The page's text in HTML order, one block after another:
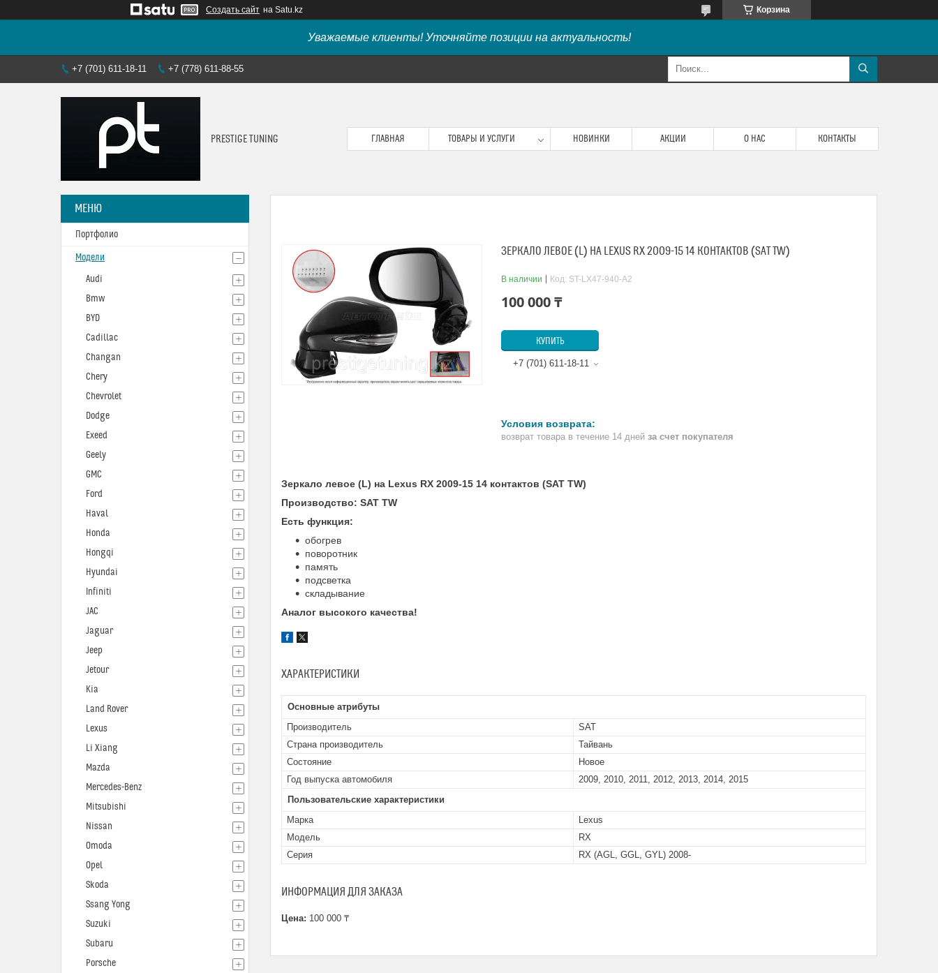
Создать сайт на Satu.kz Корзина
Уважаемые клиенты! Уточняйте позиции на актуальность!
+7 (701) 611-18-11 +7 (778) 611-88-55
PRESTIGE TUNING ГЛАВНАЯ ТОВАРЫ И УСЛУГИ НОВИНКИ АКЦИИ О НАС КОНТАКТЫ
ЗЕРКАЛО ЛЕВОЕ (L) НА LEXUS RX 2009-15 14 КОНТАКТОВ (SAT TW)
В наличии Код: ST-LX47-940-A2
100 000 ₸
КУПИТЬ
+7 (701) 611-18-11
возврат товара в течение 14 дней за счет покупателя
Зеркало левое (L) на Lexus RX 2009-15 14 контактов (SAT TW)
Производство: SAT TW
Есть функция:
обогрев
поворотник
память
подсветка
складывание
Аналог высокого качества!
ХАРАКТЕРИСТИКИ
Основные атрибуты
Производитель
SAT
Страна производитель
Тайвань
Состояние
Новое
Год выпуска автомобиля
2009, 2010, 2011, 2012, 2013, 2014, 2015
Пользовательские характеристики
Марка
Lexus
Модель
RX
Серия
RX (AGL, GGL, GYL) 2008-
ИНФОРМАЦИЯ ДЛЯ ЗАКАЗА
Цена: 100 000 ₸
Портфолио
Модели
Audi
Bmw
BYD
Cadillac
Changan
Chery
Chevrolet
Dodge
Exeed
Geely
GMC
Ford
Haval
Honda
Hongqi
Hyundai
Infiniti
JAC
Jaguar
Jeep
Jetour
Kia
Land Rover
Lexus
Li Xiang
Mazda
Mercedes-Benz
Mitsubishi
Nissan
Omoda
Opel
Skoda
Ssang Yong
Suzuki
Subaru
Porsche